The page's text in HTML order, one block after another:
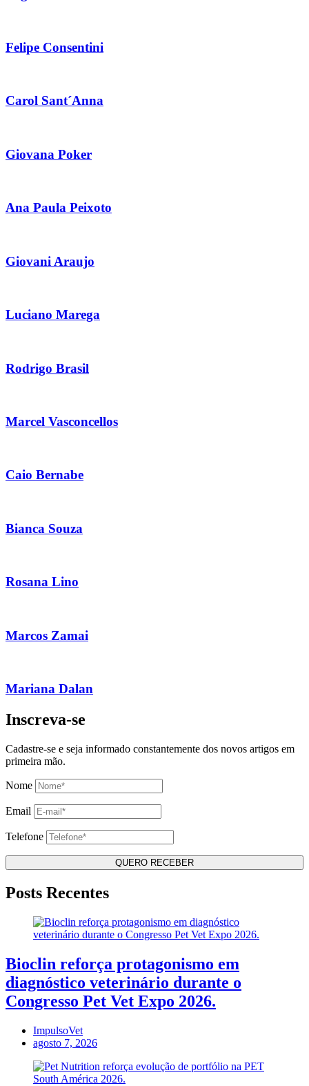
Felipe Consentini
Carol Sant´Anna
Giovana Poker
Ana Paula Peixoto
Giovani Araujo
Luciano Marega
Rodrigo Brasil
Marcel Vasconcellos
Caio Bernabe
Bianca Souza
Rosana Lino
Marcos Zamai
Mariana Dalan
Inscreva-se
Cadastre-se e seja informado constantemente dos novos artigos em
primeira mão.
Nome
Email
Telefone
Posts Recentes
Bioclin reforça protagonismo em
diagnóstico veterinário durante o
Congresso Pet Vet Expo 2026.
ImpulsoVet
agosto 7, 2026